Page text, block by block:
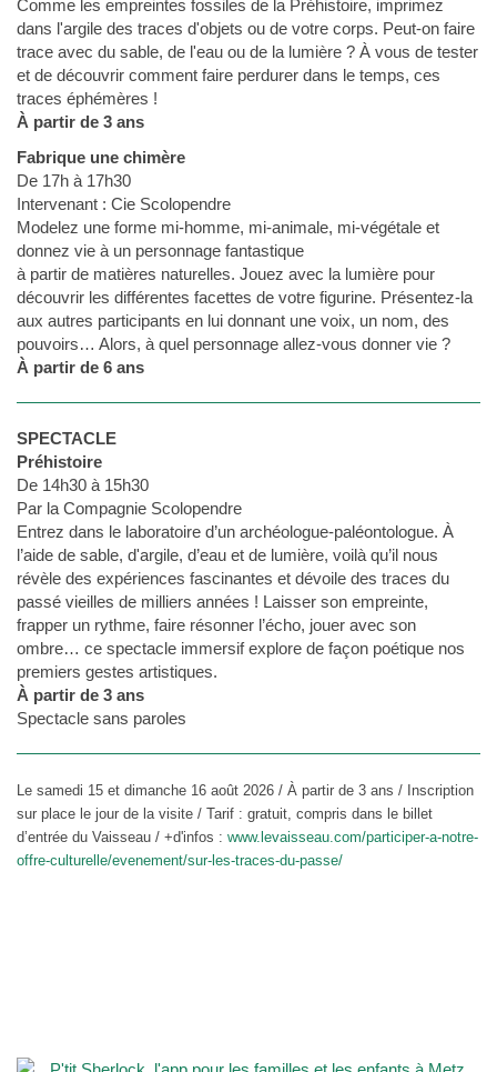
Comme les empreintes fossiles de la Préhistoire, imprimez
dans l'argile des traces d'objets ou de votre corps. Peut-on faire
trace avec du sable, de l'eau ou de la lumière ? À vous de tester
et de découvrir comment faire perdurer dans le temps, ces
traces éphémères !
À partir de 3 ans
Fabrique une chimère
De 17h à 17h30
Intervenant : Cie Scolopendre
Modelez une forme mi-homme, mi-animale, mi-végétale et
donnez vie à un personnage fantastique
à partir de matières naturelles. Jouez avec la lumière pour
découvrir les différentes facettes de votre figurine. Présentez-la
aux autres participants en lui donnant une voix, un nom, des
pouvoirs… Alors, à quel personnage allez-vous donner vie ?
À partir de 6 ans
SPECTACLE
Préhistoire
De 14h30 à 15h30
Par la Compagnie Scolopendre
Entrez dans le laboratoire d’un archéologue-paléontologue. À
l’aide de sable, d'argile, d’eau et de lumière, voilà qu’il nous
révèle des expériences fascinantes et dévoile des traces du
passé vieilles de milliers années ! Laisser son empreinte,
frapper un rythme, faire résonner l’écho, jouer avec son
ombre… ce spectacle immersif explore de façon poétique nos
premiers gestes artistiques.
À partir de 3 ans
Spectacle sans paroles
Le samedi 15 et dimanche 16 août 2026 / À partir de 3 ans / Inscription
sur place le jour de la visite / Tarif : gratuit, compris dans le billet
d’entrée du Vaisseau / +d'infos : www.levaisseau.com/participer-a-notre-
offre-culturelle/evenement/sur-les-traces-du-passe/